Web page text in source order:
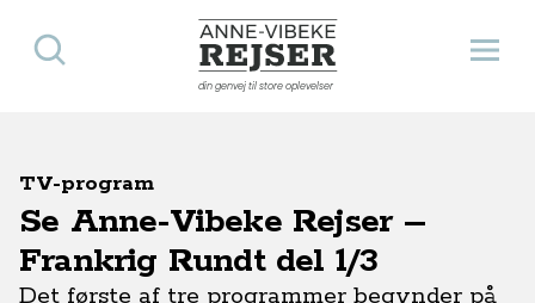
Anne-Vibeke Rejser
din genvej til store oplevelser
Åbn
Søg
TV-program
Se Anne-Vibeke Rejser –
Frankrig Rundt del 1/3
Det første af tre programmer begynder på